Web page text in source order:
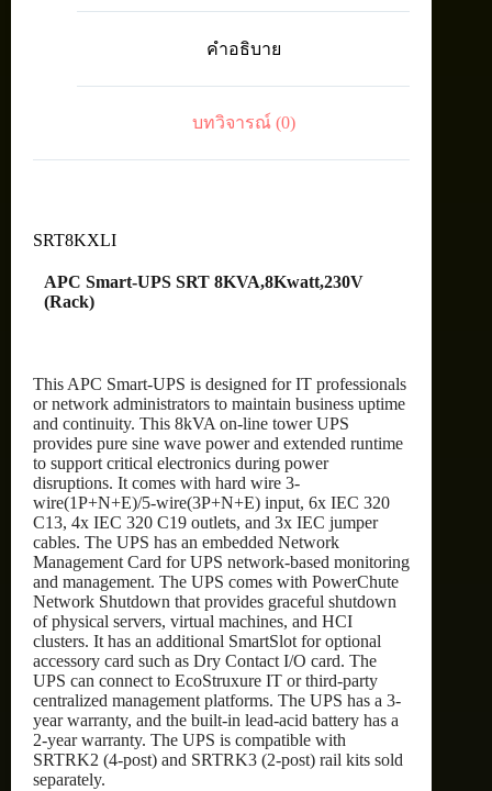
8KVA,8Kwatt,230V
คำอธิบาย
บทวิจารณ์ (0)
SRT8KXLI
APC Smart-UPS SRT 8KVA,8Kwatt,230V
(Rack)
This APC Smart-UPS is designed for IT professionals
or network administrators to maintain business uptime
and continuity. This 8kVA on-line tower UPS
provides pure sine wave power and extended runtime
to support critical electronics during power
disruptions. It comes with hard wire 3-
wire(1P+N+E)/5-wire(3P+N+E) input, 6x IEC 320
C13, 4x IEC 320 C19 outlets, and 3x IEC jumper
cables. The UPS has an embedded Network
Management Card for UPS network-based monitoring
and management. The UPS comes with PowerChute
Network Shutdown that provides graceful shutdown
of physical servers, virtual machines, and HCI
clusters. It has an additional SmartSlot for optional
accessory card such as Dry Contact I/O card. The
UPS can connect to EcoStruxure IT or third-party
centralized management platforms. The UPS has a 3-
year warranty, and the built-in lead-acid battery has a
2-year warranty. The UPS is compatible with
SRTRK2 (4-post) and SRTRK3 (2-post) rail kits sold
separately.